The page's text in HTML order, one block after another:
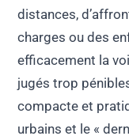
distances,
charges ou des
efficacement la
jugés trop
compacte et
urbains et le «